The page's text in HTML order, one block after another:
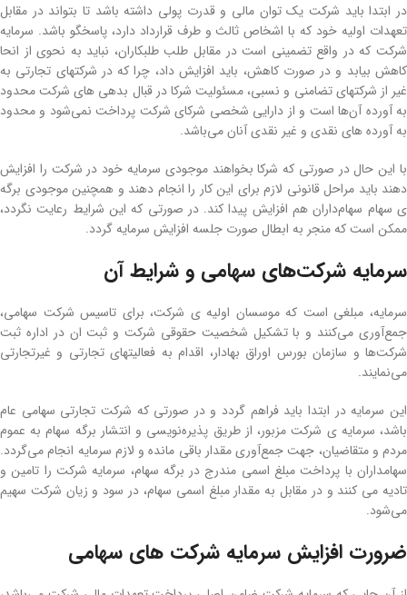
در ابتدا باید شرکت یک توان مالی و قدرت پولی داشته باشد تا بتواند در مقابل
تعهدات اولیه خود که با اشخاص ثالث و طرف قرارداد دارد، پاسخگو باشد. سرمایه
شرکت که در واقع تضمینی است در مقابل طلب طلبکاران، نباید به نحوی از انحا
کاهش بیابد و در صورت کاهش، باید افزایش داد، چرا که در شرکتهای تجارتی به
غیر از شرکتهای تضامنی و نسبی، مسئولیت شرکا در قبال بدهی های شرکت محدود
به آورده آن‌ها است و از دارایی شخصی شرکای شرکت پرداخت نمی‌شود و محدود
به آورده های نقدی و غیر نقدی آنان می‌باشد.
با این حال در صورتی که شرکا بخواهند موجودی سرمایه خود در شرکت را افزایش
دهند باید مراحل قانونی لازم برای این کار را انجام دهند و همچنین موجودی برگه
ی سهام سهام‌داران هم افزایش پیدا کند. در صورتی که این شرایط رعایت نگردد،
ممکن است که منجر به ابطال صورت جلسه افزایش سرمایه گردد.
سرمایه شرکت‌های سهامی و شرایط آن
سرمایه، مبلغی است که موسسان اولیه ی شرکت، برای تاسیس شرکت سهامی،
جمع‌آوری می‌کنند و با تشکیل شخصیت حقوقی شرکت و ثبت ان در اداره ثبت
شرکت‌ها و سازمان بورس اوراق بهادار، اقدام به فعالیتهای تجارتی و غیرتجارتی
می‌نمایند.
این سرمایه در ابتدا باید فراهم گردد و در صورتی که شرکت تجارتی سهامی عام
باشد، سرمایه ی شرکت مزبور، از طریق پذیره‌نویسی و انتشار برگه سهام به عموم
مردم و متقاضیان، جهت جمع‌آوری مقدار باقی مانده و لازم سرمایه انجام می‌گردد.
سهامداران با پرداخت مبلغ اسمی مندرج در برگه سهام، سرمایه شرکت را تامین و
تادیه می کنند و در مقابل به مقدار مبلغ اسمی سهام، در سود و زیان شرکت سهیم
می‌شود.
ضرورت افزایش سرمایه شرکت های سهامی